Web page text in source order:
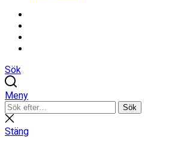
Sök
Meny
Sök
efter:
Sök
Stäng
sökning
Stäng